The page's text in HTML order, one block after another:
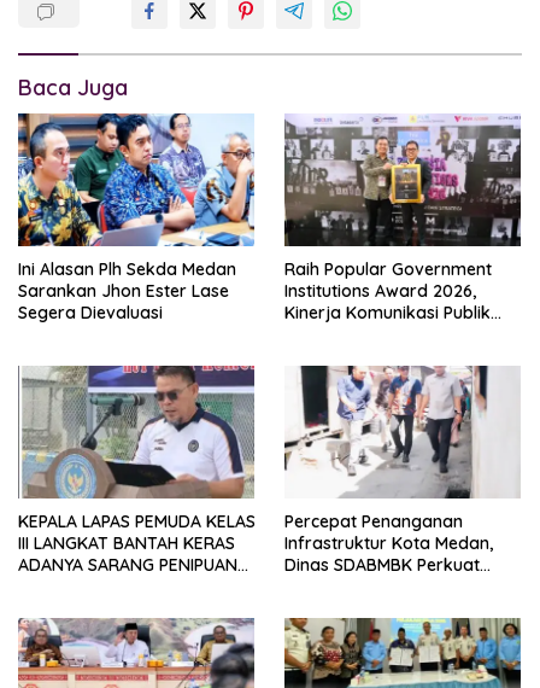
Baca Juga
Ini Alasan Plh Sekda Medan
Sarankan Jhon Ester Lase
Segera Dievaluasi
Raih Popular Government
Institutions Award 2026,
Kinerja Komunikasi Publik
KEPALA LAPAS PEMUDA KELAS
III LANGKAT BANTAH KERAS
ADANYA SARANG PENIPUAN
PENJUALAN EMAS
Percepat Penanganan
Infrastruktur Kota Medan,
Dinas SDABMBK Perkuat